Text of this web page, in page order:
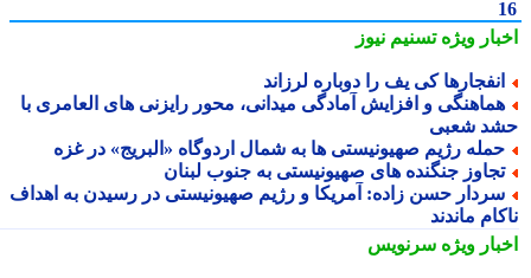
ویژهتسنیم نیوز
کی یف را دوباره لرزاند
و افزایش آمادگی میدانی، محور رایزنی های العامری با
شعبی
رژیم صهیونیستی ها به شمال اردوگاه «البریج» در غزه
جنگنده های صهیونیستی به جنوب لبنان
حسن زاده: آمریکا و رژیم صهیونیستی در رسیدن به اهداف
ماندند
ویژهسرنویس